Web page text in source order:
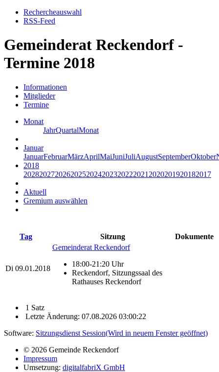
Rechercheauswahl
RSS-Feed
Gemeinderat Reckendorf -
Termine 2018
Informationen
Mitglieder
Termine
Monat
JahrQuartalMonat
Januar
JanuarFebruarMärzAprilMaiJuniJuliAugustSeptemberOktober
2018
20282027202620252024202320222021 2020201920182017
Aktuell
Gremium auswählen
Tag Sitzung Dokumente
Di 09.01.2018
Gemeinderat Reckendorf
18:00-21:20 Uhr
Reckendorf, Sitzungssaal des
Rathauses Reckendorf
1 Satz
Letzte Änderung: 07.08.2026 03:00:22
Software: Sitzungsdienst Session(Wird in neuem Fenster geöffnet)
© 2026 Gemeinde Reckendorf
Impressum
Umsetzung: digitalfabriX GmbH